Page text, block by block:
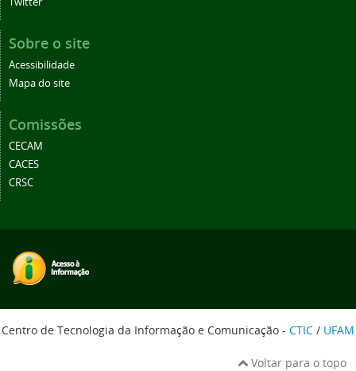
Sobre o site
Acessibilidade
Mapa do site
Comissões
CECAM
CACES
CRSC
Centro de Tecnologia da Informação e Comunicação - CTIC / UFAM
Voltar para o topo